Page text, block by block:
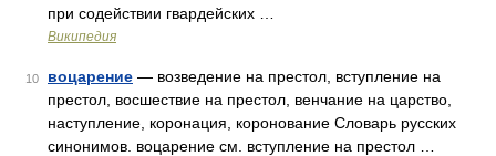
при содействии гвардейских …
Википедия
10 воцарение — возведение на престол, вступление на
престол, восшествие на престол, венчание на царство,
наступление, коронация, коронование Словарь русских
синонимов. воцарение см. вступление на престол …